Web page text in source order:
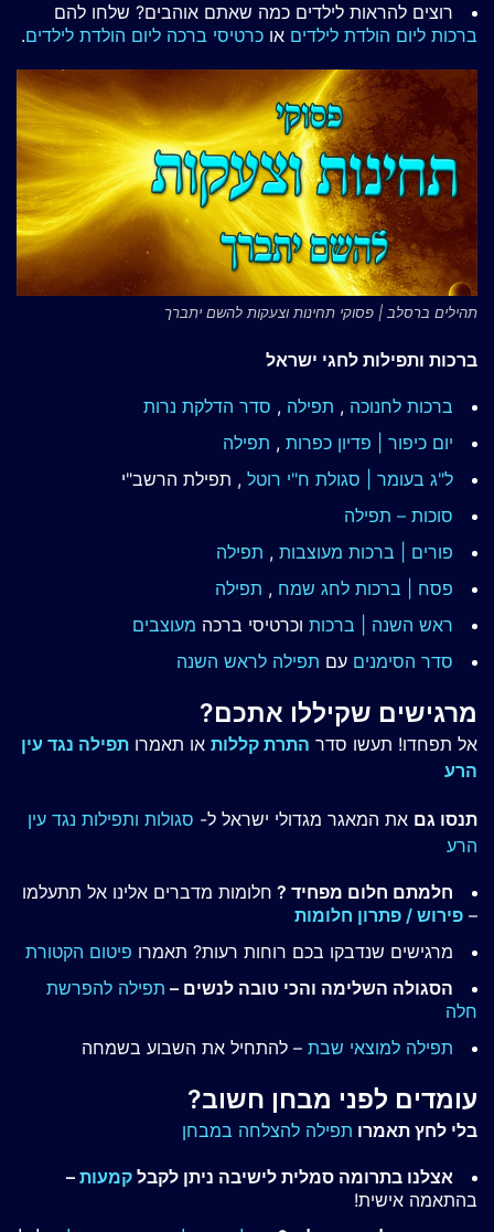
רוצים להראות לילדים כמה שאתם אוהבים? שלחו להם
ברכות ליום הולדת לילדים או כרטיסי ברכה ליום הולדת לילדים.
תהילים ברסלב | פסוקי תחינות וצעקות להשם יתברך
ברכות ותפילות לחגי ישראל
ברכות לחנוכה , תפילה , סדר הדלקת נרות
יום כיפור | פדיון כפרות , תפילה
ל"ג בעומר | סגולת ח"י רוטל , תפילת הרשב"י
סוכות – תפילה
פורים | ברכות מעוצבות , תפילה
פסח | ברכות לחג שמח , תפילה
ראש השנה | ברכות וכרטיסי ברכה מעוצבים
סדר הסימנים עם תפילה לראש השנה
מרגישים שקיללו אתכם?
אל תפחדו! תעשו סדר התרת קללות או תאמרו תפילה נגד עין
הרע
תנסו גם את המאגר מגדולי ישראל ל- סגולות ותפילות נגד עין
הרע
חלמתם חלום מפחיד ? חלומות מדברים אלינו אל תתעלמו
– פירוש / פתרון חלומות
מרגישים שנדבקו בכם רוחות רעות? תאמרו פיטום הקטורת
הסגולה השלימה והכי טובה לנשים – תפילה להפרשת
חלה
תפילה למוצאי שבת – להתחיל את השבוע בשמחה
עומדים לפני מבחן חשוב?
בלי לחץ תאמרו תפילה להצלחה במבחן
אצלנו בתרומה סמלית לישיבה ניתן לקבל קמעות –
בהתאמה אישית!